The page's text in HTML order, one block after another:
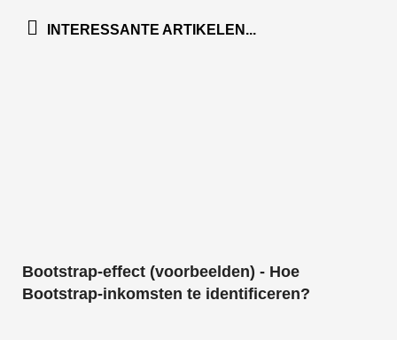
INTERESSANTE ARTIKELEN...
Bootstrap-effect (voorbeelden) - Hoe
Bootstrap-inkomsten te identificeren?